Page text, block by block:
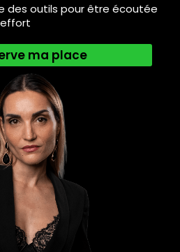
des outils pour être écoutée
ma place